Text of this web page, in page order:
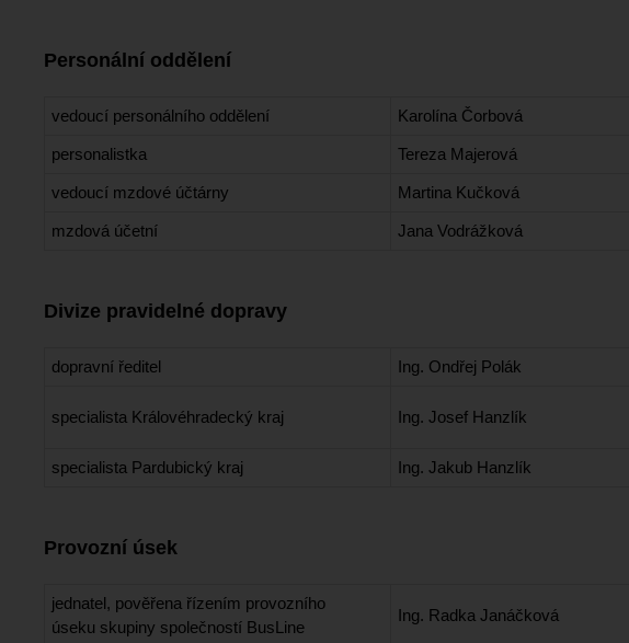
Personální oddělení
vedoucí personálního oddělení Karolína Čorbová
personalistka Tereza Majerová
vedoucí mzdové účtárny Martina Kučková
mzdová účetní Jana Vodrážková
Divize pravidelné dopravy
dopravní ředitel Ing. Ondřej Polák
specialista Královéhradecký kraj Ing. Josef Hanzlík
specialista Pardubický kraj Ing. Jakub Hanzlík
Provozní úsek
jednatel, pověřena řízením provozního
úseku skupiny společností BusLine
Ing. Radka Janáčková